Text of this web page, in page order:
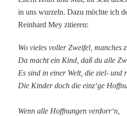
in uns wurzeln. Dazu möchte ich
Reinhard Mey zitieren:
Wo vieles voller Zweifel, manches
Da macht ein Kind, daß du alle
Es sind in einer Welt, die ziel- und
Die Kinder doch die einz‘ge
Wenn alle Hoffnungen verdorr‘n,